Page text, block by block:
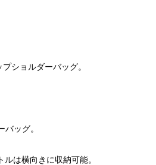
ショルダーバッグ。
ッグ。
は横向きに収納可能。